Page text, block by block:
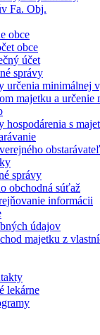
Fa. Obj.
obce
obce
účet
správy
určenia minimálnej
majetku a určenie
hospodárenia s
správy
obchodná súťaž
informácii
údajov
majetku z
lekárne